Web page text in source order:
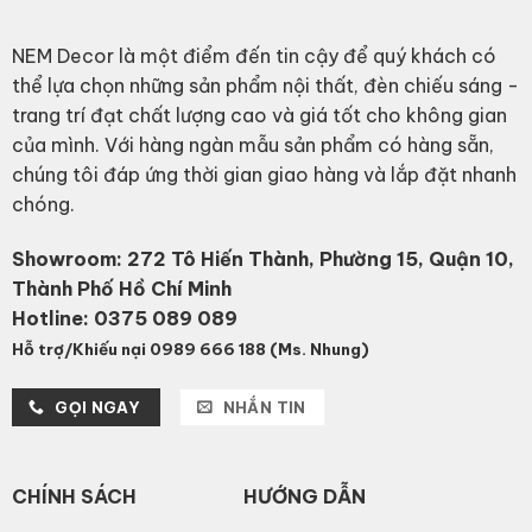
NEM Decor là một điểm đến tin cậy để quý khách có
thể lựa chọn những sản phẩm nội thất, đèn chiếu sáng -
trang trí đạt chất lượng cao và giá tốt cho không gian
của mình. Với hàng ngàn mẫu sản phẩm có hàng sẵn,
chúng tôi đáp ứng thời gian giao hàng và lắp đặt nhanh
chóng.
Showroom: 272 Tô Hiến Thành, Phường 15, Quận 10,
Thành Phố Hồ Chí Minh
Hotline: 0375 089 089
Hỗ trợ/Khiếu nại 0989 666 188 (Ms. Nhung)
GỌI NGAY NHẮN TIN
CHÍNH SÁCH HƯỚNG DẪN